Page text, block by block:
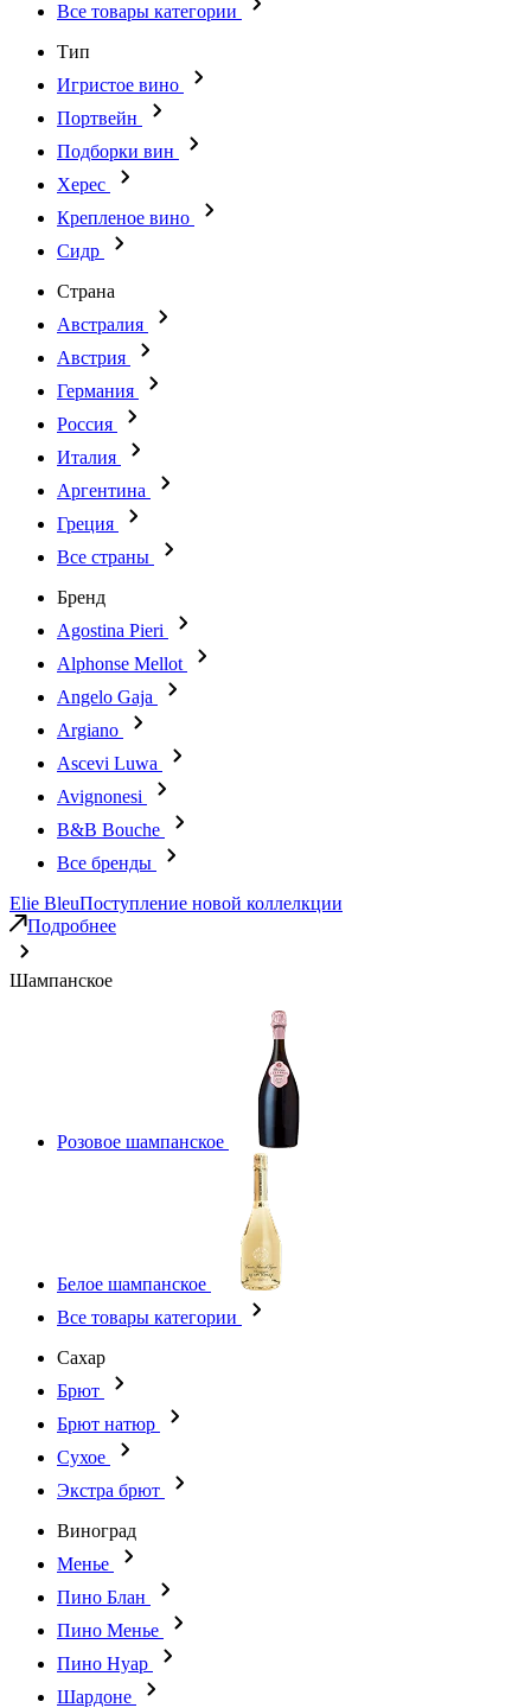
Все товары категории
Тип
Игристое вино
Портвейн
Подборки вин
Херес
Крепленое вино
Сидр
Страна
Австралия
Австрия
Германия
Россия
Италия
Аргентина
Греция
Все страны
Бренд
Agostina Pieri
Alphonse Mellot
Angelo Gaja
Argiano
Ascevi Luwa
Avignonesi
B&B Bouche
Все бренды
Elie BleuПоступление новой коллелкции
Подробнее
Шампанское
Розовое шампанское
Белое шампанское
Все товары категории
Сахар
Брют
Брют натюр
Сухое
Экстра брют
Виноград
Менье
Пино Блан
Пино Менье
Пино Нуар
Шардоне